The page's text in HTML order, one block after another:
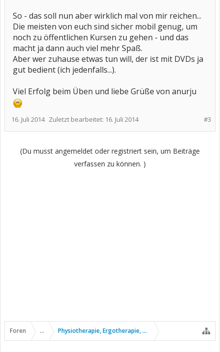
So - das soll nun aber wirklich mal von mir reichen...
Die meisten von euch sind sicher mobil genug, um
noch zu öffentlichen Kursen zu gehen - und das
macht ja dann auch viel mehr Spaß.
Aber wer zuhause etwas tun will, der ist mit DVDs ja
gut bedient (ich jedenfalls...).
Viel Erfolg beim Üben und liebe Grüße von anurju
#3
16. Juli 2014 Zuletzt bearbeitet: 16. Juli 2014
(Du musst angemeldet oder registriert sein, um Beiträge
verfassen zu können. )
Foren ... Physiotherapie, Ergotherapie, Sport usw.